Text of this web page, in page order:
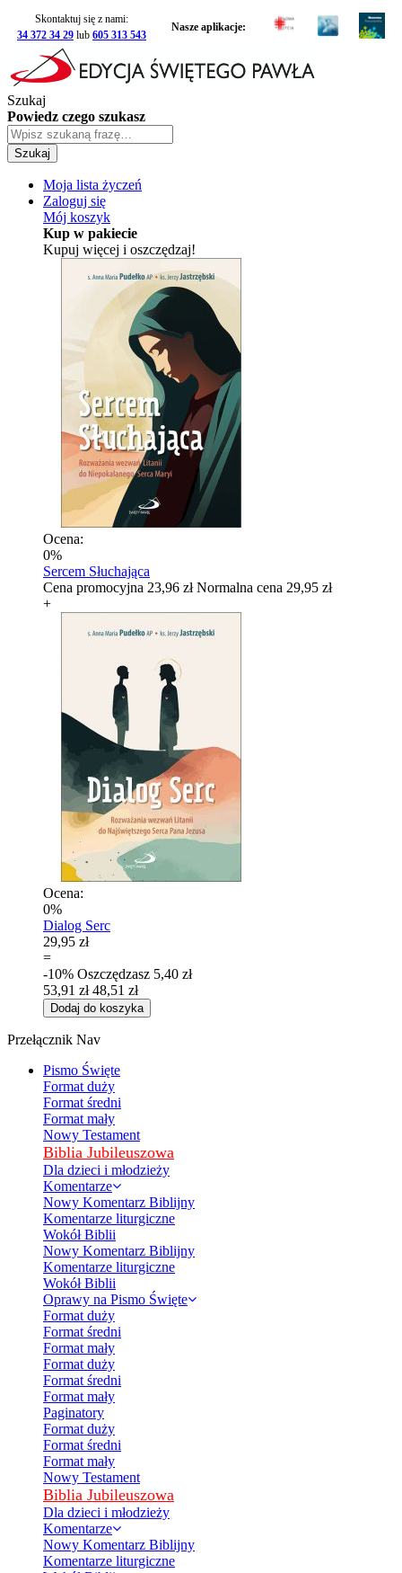
Skontaktuj się z nami:
34 372 34 29 lub 605 313 543
Nasze aplikacje:
Szukaj
Powiedz czego szukasz
Szukaj
Moja lista życzeń
Zaloguj się
Mój koszyk
Kup w pakiecie
Kupuj więcej i oszczędzaj!
Ocena:
0%
Sercem Słuchająca
Cena promocyjna 23,96 zł Normalna cena 29,95 zł
+
Ocena:
0%
Dialog Serc
29,95 zł
=
-10% Oszczędzasz 5,40 zł
53,91 zł 48,51 zł
Dodaj do koszyka
Przełącznik Nav
Pismo Święte
Format duży
Format średni
Format mały
Nowy Testament
Biblia Jubileuszowa
Dla dzieci i młodzieży
Komentarze
Nowy Komentarz Biblijny
Komentarze liturgiczne
Wokół Biblii
Nowy Komentarz Biblijny
Komentarze liturgiczne
Wokół Biblii
Oprawy na Pismo Święte
Format duży
Format średni
Format mały
Format duży
Format średni
Format mały
Paginatory
Format duży
Format średni
Format mały
Nowy Testament
Biblia Jubileuszowa
Dla dzieci i młodzieży
Komentarze
Nowy Komentarz Biblijny
Komentarze liturgiczne